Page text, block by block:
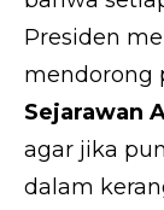
Presiden
mendorong
Sejarawan
agar jika
dalam